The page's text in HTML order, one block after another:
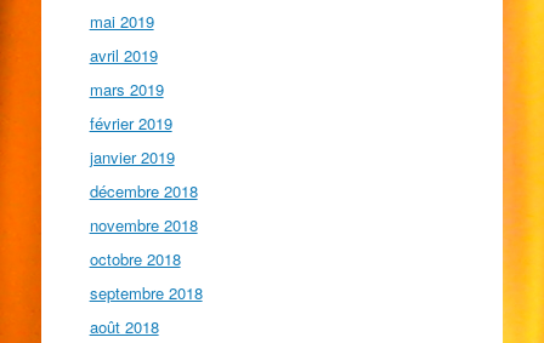
mai 2019
avril 2019
mars 2019
février 2019
janvier 2019
décembre 2018
novembre 2018
octobre 2018
septembre 2018
août 2018